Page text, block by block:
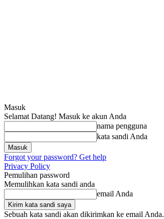
Masuk
Selamat Datang! Masuk ke akun Anda
nama pengguna
kata sandi Anda
Forgot your password? Get help
Privacy Policy
Pemulihan password
Memulihkan kata sandi anda
email Anda
Sebuah kata sandi akan dikirimkan ke email Anda.